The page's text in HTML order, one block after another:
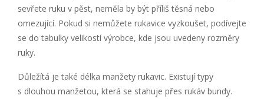
sevřete ruku v pěst, neměla by být příliš těsná nebo
omezující. Pokud si nemůžete rukavice vyzkoušet, podívejte
se do tabulky velikostí výrobce, kde jsou uvedeny rozměry
ruky.
Důležítá je také délka manžety rukavic. Existují typy
s dlouhou manžetou, která se stahuje přes rukáv bundy.